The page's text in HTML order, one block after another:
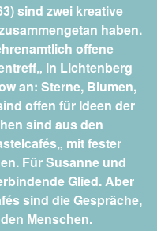
sind zwei kreative
haben.
offene
„ in Lichtenberg
an: Sterne, Blumen,
offen für Ideen der
sind aus den
„ mit fester
Für Susanne und
Glied. Aber
sind die Gespräche,
Menschen.